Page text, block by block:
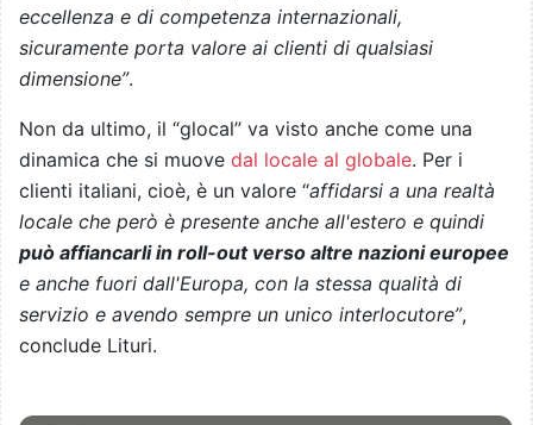
eccellenza e di competenza internazionali,
sicuramente porta valore ai clienti di qualsiasi
dimensione”.
Non da ultimo, il “glocal” va visto anche come una
dinamica che si muove dal locale al globale. Per i
clienti italiani, cioè, è un valore “affidarsi a una realtà
locale che però è presente anche all'estero e quindi
può affiancarli in roll-out verso altre nazioni europee
e anche fuori dall'Europa, con la stessa qualità di
servizio e avendo sempre un unico interlocutore”,
conclude Lituri.